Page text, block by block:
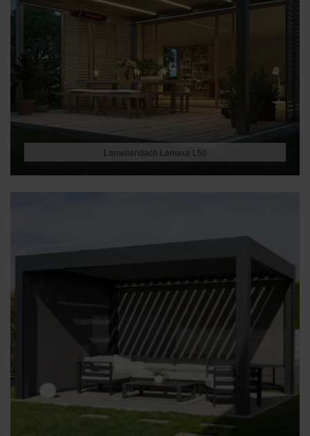
Lamellendach Lamaxa L50